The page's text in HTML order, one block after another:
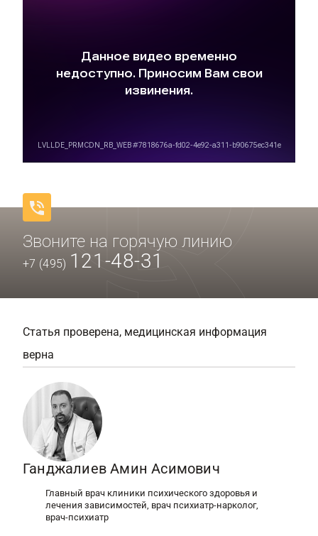
Звоните на горячую линию
+7 (495) 121-48-31
Статья проверена, медицинская информация
верна
Ганджалиев Амин Асимович
Главный врач клиники психического здоровья и
лечения зависимостей, врач психиатр-нарколог,
врач-психиатр